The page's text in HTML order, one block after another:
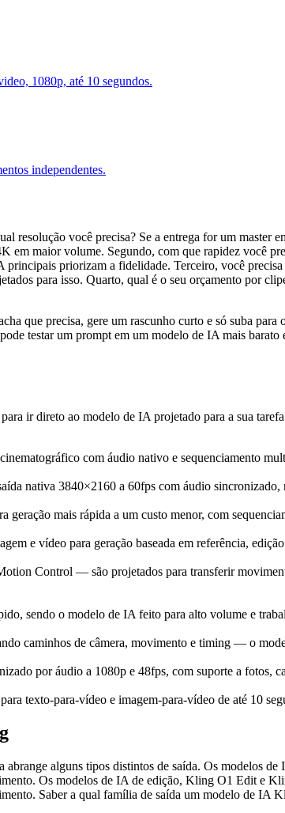
1080p, até 10 segundos.
independentes.
resolução você precisa? Se a entrega for um
maior volume. Segundo, com que rapidez você
priorizam a fidelidade. Terceiro, você
para isso. Quarto, qual é o seu orçamento por
que precisa, gere um rascunho curto e só suba
testar um prompt em um modelo de IA mais
ir direto ao modelo de IA projetado para a sua
com áudio nativo e sequenciamento
nativa 3840×2160 a 60fps com áudio sincronizado,
mais rápida a um custo menor, com
e vídeo para geração baseada em referência,
Control — são projetados para transferir
sendo o modelo de IA feito para alto volume e
caminhos de câmera, movimento e timing — o
por áudio a 1080p e 48fps, com suporte a fotos,
texto-para-vídeo e imagem-para-vídeo de até 10
abrange alguns tipos distintos de saída. Os
Os modelos de IA de edição, Kling O1 Edit e
Saber a qual família de saída um modelo de IA